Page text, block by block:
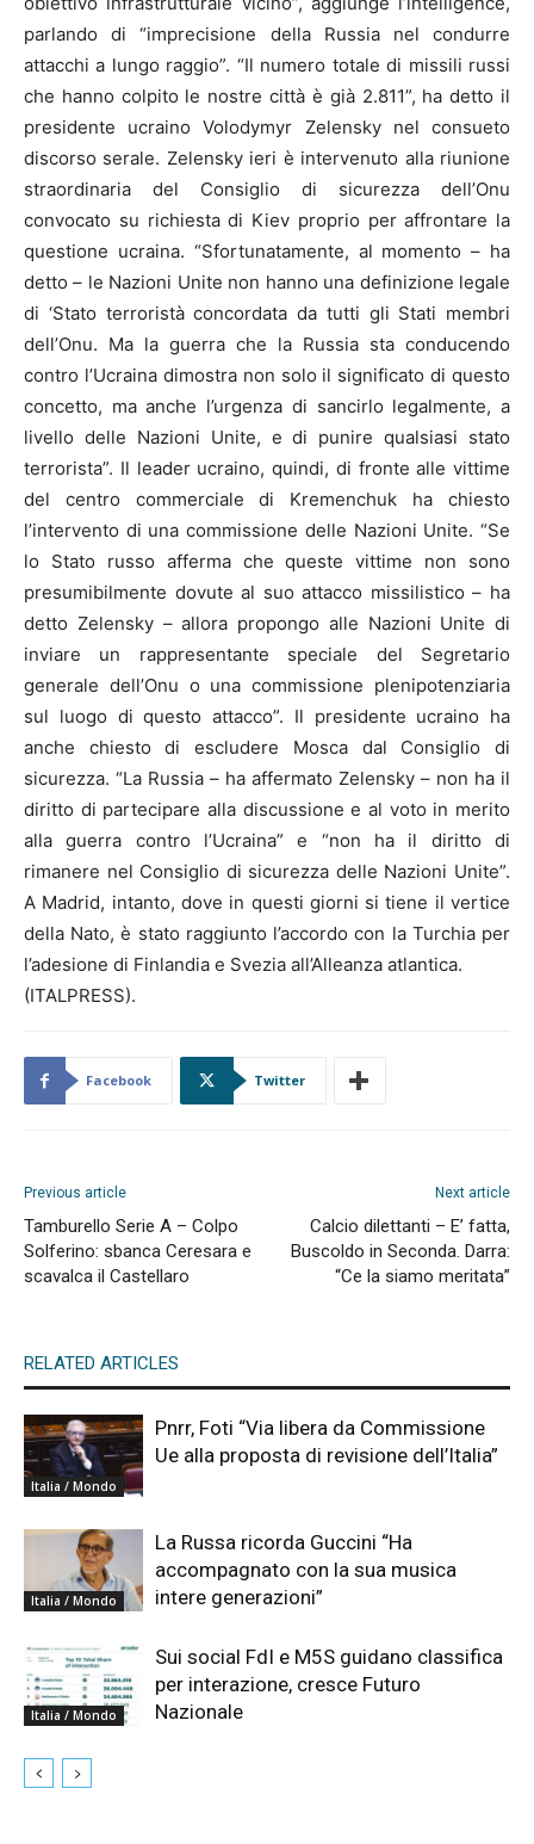
parlando di “imprecisione della Russia nel condurre
attacchi a lungo raggio”. “Il numero totale di missili russi
che hanno colpito le nostre città è già 2.811”, ha detto il
presidente ucraino Volodymyr Zelensky nel consueto
discorso serale. Zelensky ieri è intervenuto alla riunione
straordinaria del Consiglio di sicurezza dell’Onu
convocato su richiesta di Kiev proprio per affrontare la
questione ucraina. “Sfortunatamente, al momento – ha
detto – le Nazioni Unite non hanno una definizione legale
di ‘Stato terroristà concordata da tutti gli Stati membri
dell’Onu. Ma la guerra che la Russia sta conducendo
contro l’Ucraina dimostra non solo il significato di questo
concetto, ma anche l’urgenza di sancirlo legalmente, a
livello delle Nazioni Unite, e di punire qualsiasi stato
terrorista”. Il leader ucraino, quindi, di fronte alle vittime
del centro commerciale di Kremenchuk ha chiesto
l’intervento di una commissione delle Nazioni Unite. “Se
lo Stato russo afferma che queste vittime non sono
presumibilmente dovute al suo attacco missilistico – ha
detto Zelensky – allora propongo alle Nazioni Unite di
inviare un rappresentante speciale del Segretario
generale dell’Onu o una commissione plenipotenziaria
sul luogo di questo attacco”. Il presidente ucraino ha
anche chiesto di escludere Mosca dal Consiglio di
sicurezza. “La Russia – ha affermato Zelensky – non ha il
diritto di partecipare alla discussione e al voto in merito
alla guerra contro l’Ucraina” e “non ha il diritto di
rimanere nel Consiglio di sicurezza delle Nazioni Unite”.
A Madrid, intanto, dove in questi giorni si tiene il vertice
della Nato, è stato raggiunto l’accordo con la Turchia per
l’adesione di Finlandia e Svezia all’Alleanza atlantica.
(ITALPRESS).
Facebook Twitter
Previous article
Tamburello Serie A – Colpo
Solferino: sbanca Ceresara e
scavalca il Castellaro
Next article
Calcio dilettanti – E’ fatta,
Buscoldo in Seconda. Darra:
“Ce la siamo meritata”
RELATED ARTICLES
Italia / Mondo
Pnrr, Foti “Via libera da Commissione
Ue alla proposta di revisione dell’Italia”
Italia / Mondo
La Russa ricorda Guccini “Ha
accompagnato con la sua musica
intere generazioni”
Italia / Mondo
Sui social FdI e M5S guidano classifica
per interazione, cresce Futuro
Nazionale